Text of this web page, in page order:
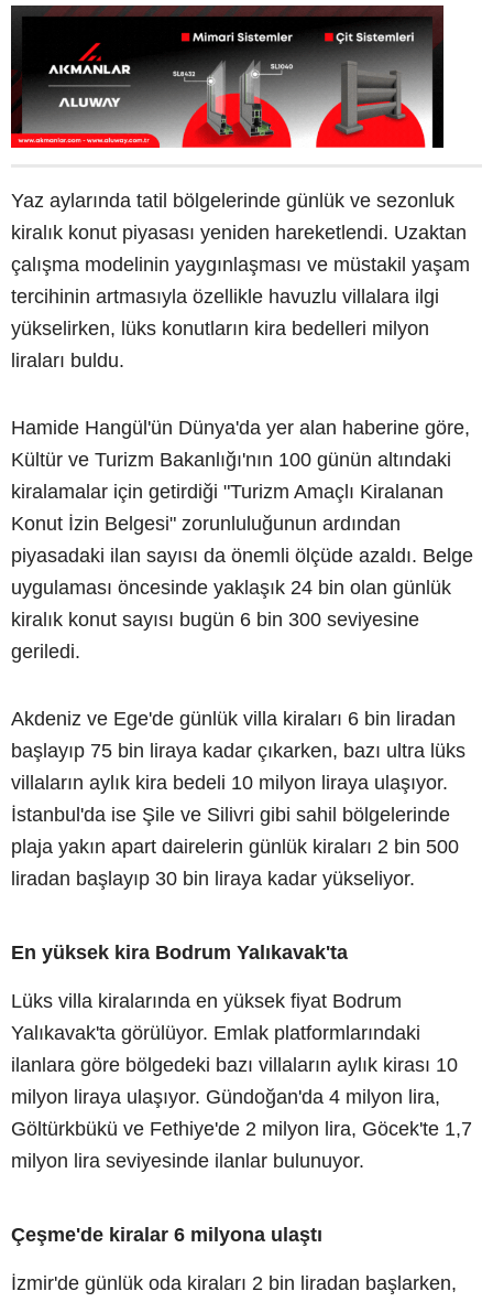
Yaz aylarında tatil bölgelerinde günlük ve sezonluk
kiralık konut piyasası yeniden hareketlendi. Uzaktan
çalışma modelinin yaygınlaşması ve müstakil yaşam
tercihinin artmasıyla özellikle havuzlu villalara ilgi
yükselirken, lüks konutların kira bedelleri milyon
liraları buldu.
Hamide Hangül'ün Dünya'da yer alan haberine göre,
Kültür ve Turizm Bakanlığı'nın 100 günün altındaki
kiralamalar için getirdiği "Turizm Amaçlı Kiralanan
Konut İzin Belgesi" zorunluluğunun ardından
piyasadaki ilan sayısı da önemli ölçüde azaldı. Belge
uygulaması öncesinde yaklaşık 24 bin olan günlük
kiralık konut sayısı bugün 6 bin 300 seviyesine
geriledi.
Akdeniz ve Ege'de günlük villa kiraları 6 bin liradan
başlayıp 75 bin liraya kadar çıkarken, bazı ultra lüks
villaların aylık kira bedeli 10 milyon liraya ulaşıyor.
İstanbul'da ise Şile ve Silivri gibi sahil bölgelerinde
plaja yakın apart dairelerin günlük kiraları 2 bin 500
liradan başlayıp 30 bin liraya kadar yükseliyor.
En yüksek kira Bodrum Yalıkavak'ta
Lüks villa kiralarında en yüksek fiyat Bodrum
Yalıkavak'ta görülüyor. Emlak platformlarındaki
ilanlara göre bölgedeki bazı villaların aylık kirası 10
milyon liraya ulaşıyor. Gündoğan'da 4 milyon lira,
Göltürkbükü ve Fethiye'de 2 milyon lira, Göcek'te 1,7
milyon lira seviyesinde ilanlar bulunuyor.
Çeşme'de kiralar 6 milyona ulaştı
İzmir'de günlük oda kiraları 2 bin liradan başlarken,